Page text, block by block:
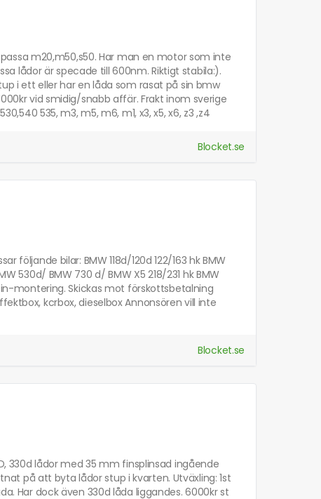
m20,m50,s50. Har man en motor som inte
lådor är specade till 600nm. Riktigt stabila:).
i ett eller har en låda som rasat på sin bmw
vid smidig/snabb affär. Frakt inom sverige
535, m3, m5, m6, m1, x3, x5, x6, z3 ,z4
Blocket.se
följande bilar: BMW 118d/120d 122/163 hk BMW
530d/ BMW 730 d/ BMW X5 218/231 hk BMW
in-montering. Skickas mot förskottsbetalning
kcrbox, dieselbox Annonsören vill inte
Blocket.se
330d lådor med 35 mm finsplinsad ingående
på att byta lådor stup i kvarten. Utväxling: 1st
Har dock även 330d låda liggandes. 6000kr st